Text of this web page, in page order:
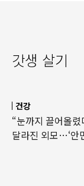
갓생 살기
건강
“눈까지 끌어올
달라진 외모…‘안